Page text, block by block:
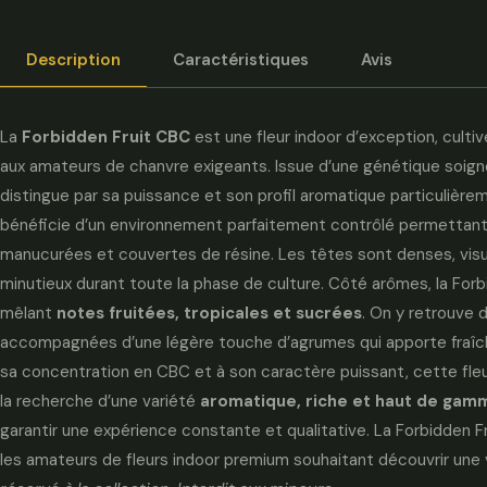
Description Caractéristiques Avis
La Forbidden Fruit CBC est une fleur indoor d’exception,
aux amateurs de chanvre exigeants. Issue d’une génétique
distingue par sa puissance et son profil aromatique
bénéficie d’un environnement parfaitement contrôlé
manucurées et couvertes de résine. Les têtes sont denses,
minutieux durant toute la phase de culture. Côté arômes, la
mêlant notes fruitées, tropicales et sucrées. On y retrouve
accompagnées d’une légère touche d’agrumes qui apporte
sa concentration en CBC et à son caractère puissant, cette
la recherche d’une variété aromatique, riche et haut de
garantir une expérience constante et qualitative. La Forbidden
les amateurs de fleurs indoor premium souhaitant découvrir